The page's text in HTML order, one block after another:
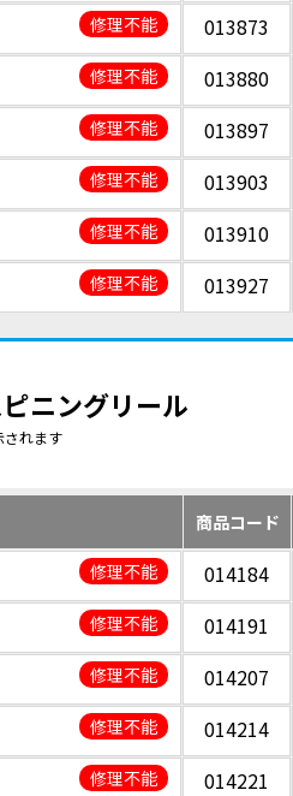
修理不能 013873
修理不能 013880
修理不能 013897
修理不能 013903
修理不能 013910
修理不能 013927
ニングリール
されます
商品コード
修理不能 014184
修理不能 014191
修理不能 014207
修理不能 014214
修理不能 014221